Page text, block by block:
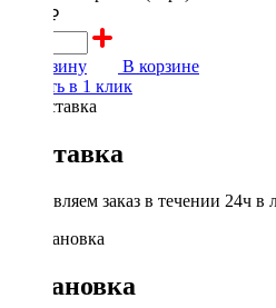
2000 ₽
В корзину
В корзине
Купить в 1 клик
Доставка
Доставляем заказ в течении 24ч
Установка